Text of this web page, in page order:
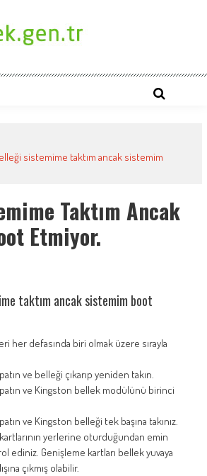
sistemime taktım ancak sistemim
Taktım Ancak
Etmiyor.
taktım ancak sistemim boot
her defasında biri olmak üzere sırayla
ve belleği çıkarıp yeniden takın.
ve Kingston bellek modülünü birinci
ve Kingston belleği tek başına takınız.
yerlerine oturduğundan emin
ediniz. Genişleme kartları bellek yuvaya
çıkmış olabilir.